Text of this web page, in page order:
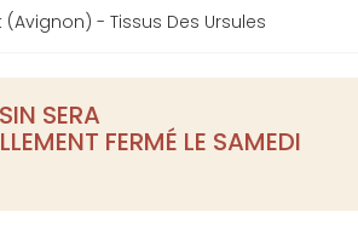
(Avignon) - Tissus Des Ursules
SERA
FERMÉ LE SAMEDI